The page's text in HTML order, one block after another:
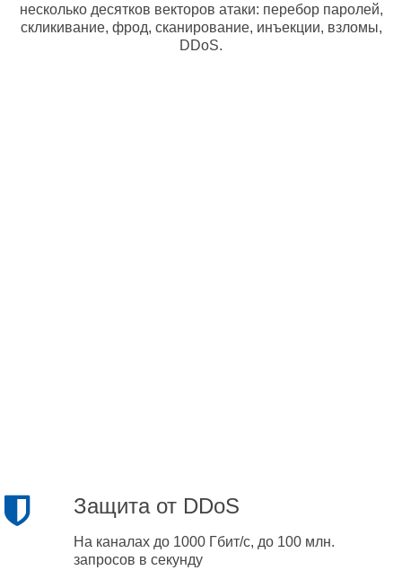
несколько десятков векторов атаки: перебор паролей,
скликивание, фрод, сканирование, инъекции, взломы,
DDoS.
Защита от DDoS
На каналах до 1000 Гбит/с, до 100 млн.
запросов в секунду